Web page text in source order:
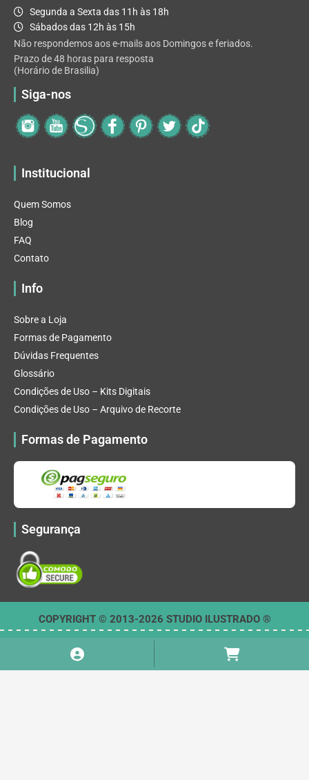
Segunda a Sexta das 11h às 18h
Sábados das 12h às 15h
Não respondemos aos e-mails aos Domingos e feriados.
Prazo de 48 horas para resposta
(Horário de Brasilia)
Siga-nos
Institucional
Quem Somos
Blog
FAQ
Contato
Info
Sobre a Loja
Formas de Pagamento
Dúvidas Frequentes
Glossário
Condições de Uso – Kits Digitais
Condições de Uso – Arquivo de Recorte
Formas de Pagamento
Segurança
COPYRIGHT © 2013-2026 STUDIO ILUSTRADO ®